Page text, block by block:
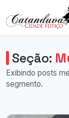
Seção:
Exibindo posts
segmento.